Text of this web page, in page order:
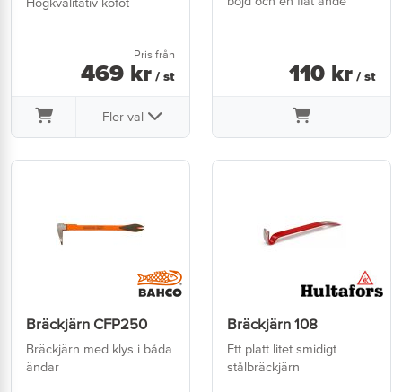
Pris från
469 kr / st
Fler val
110 kr / st
Bräckjärn CFP250
Bräckjärn med klys i båda
ändar
Bräckjärn 108
Ett platt litet smidigt
stålbräckjärn